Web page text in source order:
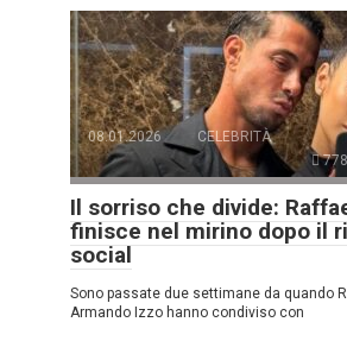
08.01.2026
CELEBRITÀ
Il sorriso che divide:
finisce nel mirino dopo il
social
Sono passate due settimane da quando
Armando Izzo hanno condiviso con